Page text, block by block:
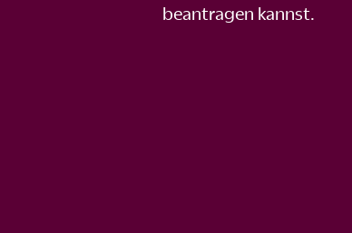
beantragen kannst.